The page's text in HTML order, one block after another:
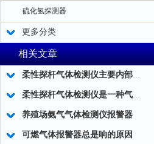
硫化氢探测器
更多分类
相关文章
柔性探杆气体检测仪主要内部结构简述
柔性探杆气体检测仪是一种气体泄露浓度检测的仪器仪表工具
养殖场氨气气体检测仪报警器
可燃气体报警器总是响的原因